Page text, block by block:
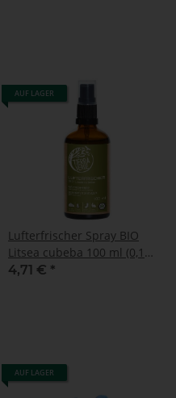
AUF LAGER
Lufterfrischer Spray BIO
Litsea cubeba 100 ml (0,1
Liter) Flasche
4,71 € *
AUF LAGER